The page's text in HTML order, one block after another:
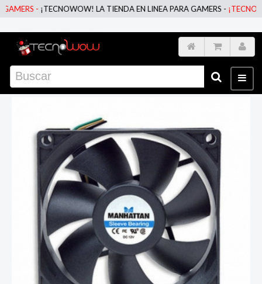
-¡TECNOWOW! LA TIENDA EN LINEA PARA GAMERS -